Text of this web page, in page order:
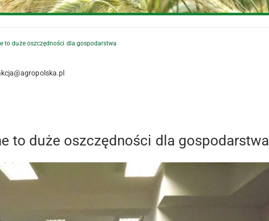
to duże oszczędności dla gospodarstwa
to duże oszczędności dla gospodarstwa